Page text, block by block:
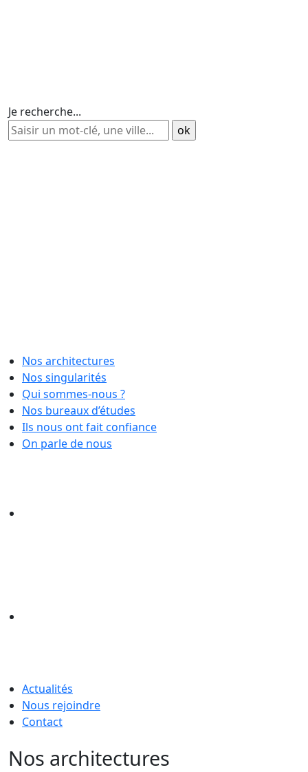
Je recherche...
Nos architectures
Nos singularités
Qui sommes-nous ?
Nos bureaux d’études
Ils nous ont fait confiance
On parle de nous
Actualités
Nous rejoindre
Contact
Nos architectures